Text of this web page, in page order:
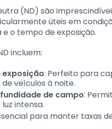
(ND) são
úteis em
o tempo de exposição.
incluem:
exposição: Perfeito para
veículos à noite.
de campo:
intensa.
para manter taxas